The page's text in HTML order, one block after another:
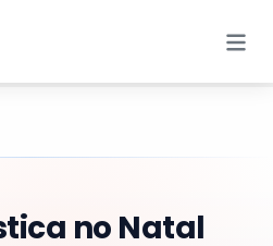
no Natal